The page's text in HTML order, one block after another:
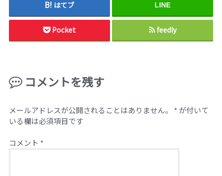
はてブ LINE
Pocket feedly
コメントを残す
メールアドレスが公開されることはありません。 * が付いて
いる欄は必須項目です
コメント *